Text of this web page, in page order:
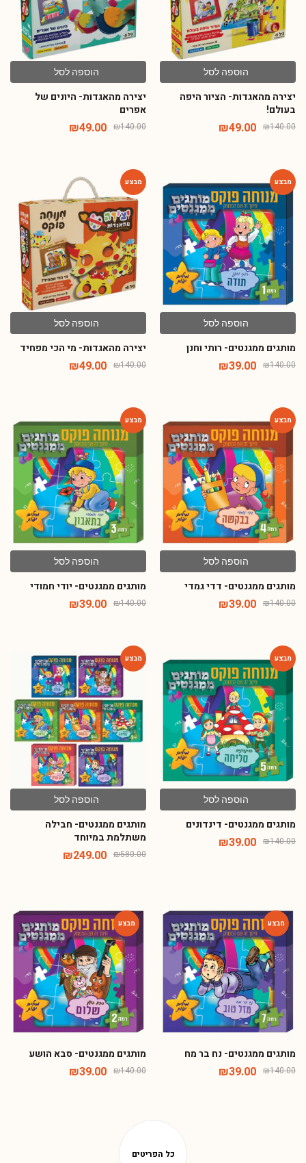
הוספה לסל
יצירה מהאגדות- הציור היפה
בעולם!
₪140.00
₪49.00
הוספה לסל
יצירה מהאגדות- היונים של
אפרים
₪140.00
₪49.00
הוספה לסל
מותגים ממגנטים- רותי וחנן
₪140.00
₪39.00
הוספה לסל
יצירה מהאגדות- מי הכי מפחיד
₪140.00
₪49.00
הוספה לסל
מותגים ממגנטים- דדי גמדי
₪140.00
₪39.00
הוספה לסל
מותגים ממגנטים- יודי חמודי
₪140.00
₪39.00
הוספה לסל
מותגים ממגנטים- דינדונים
₪140.00
₪39.00
הוספה לסל
מותגים ממגנטים- חבילה
משתלמת במיוחד
₪580.00
₪249.00
-72%
מותגים ממגנטים- נח בר מח
₪140.00
₪39.00
-72%
מותגים ממגנטים- סבא הושע
₪140.00
₪39.00